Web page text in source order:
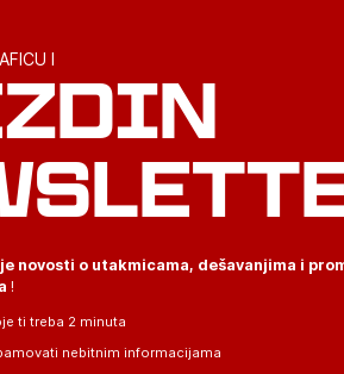
I
novosti o utakmicama, dešavanjima i
!
ti treba 2 minuta
nebitnim informacijama